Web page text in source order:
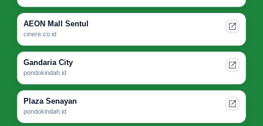
AEON Mall Sentul
cinere.co.id
Gandaria City
pondokindah.id
Plaza Senayan
pondokindah.id